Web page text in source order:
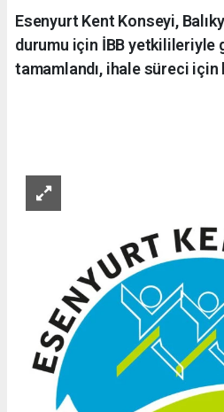
Esenyurt Kent Konseyi,
durumu için İBB yetkilileriyle
tamamlandı, ihale süreci için